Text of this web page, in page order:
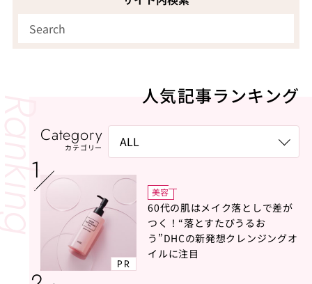
人気記事ランキング
Category
カテゴリー
PR
美容
60代の肌はメイク落としで差が
つく！“落とすたびうるお
う”DHCの新発想クレンジングオ
イルに注目